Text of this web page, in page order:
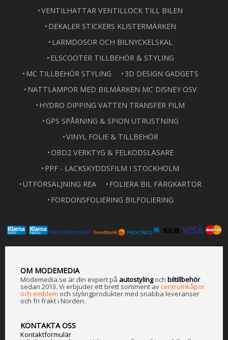
VENTILHATTAR VENTILLOCK TILL BILEN
DEKALER STICKERS KLISTERMÄRKEN
LARMDOSOR OCH BILNYCKELSKAL
ELSCOOTER TILLBEHÖR & STYLING
MC TILLBEHÖR STYLING
3D DESIGN GADGETS
NATTLAMPOR MED BILMÄRKEN MC DISNEY OSV
HYDRO DIPPING VATTEN TRANSFER FILM
GPS SPÅRNING & SPION UTRUSTNING
VINYL FOLIE & TILLBEHÖR
OBD2 VERKTYG & FELKODSLÄSARE
PPF - LACKSKYDDSFILM I STOCKHOLM
UTFÖRSÄLJNING REA
FOLIERA BIL FÄRGKARTOR
FORDONSFOLIERING BILFOLIERING
OM MODEMEDIA
Modemedia.se är din expert på autostylingoch biltillbehör
sedan 2013. Vi erbjuder ett brett sortiment avcentrumkåpor
och emblem och stylingprodukter med snabba leveranser
och fri frakt i Norden.
KONTAKTA OSS
Kontaktformulär